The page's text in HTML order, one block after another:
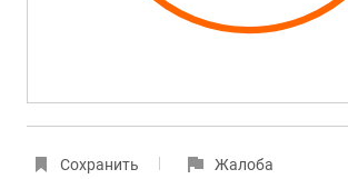
Сохранить Жалоба